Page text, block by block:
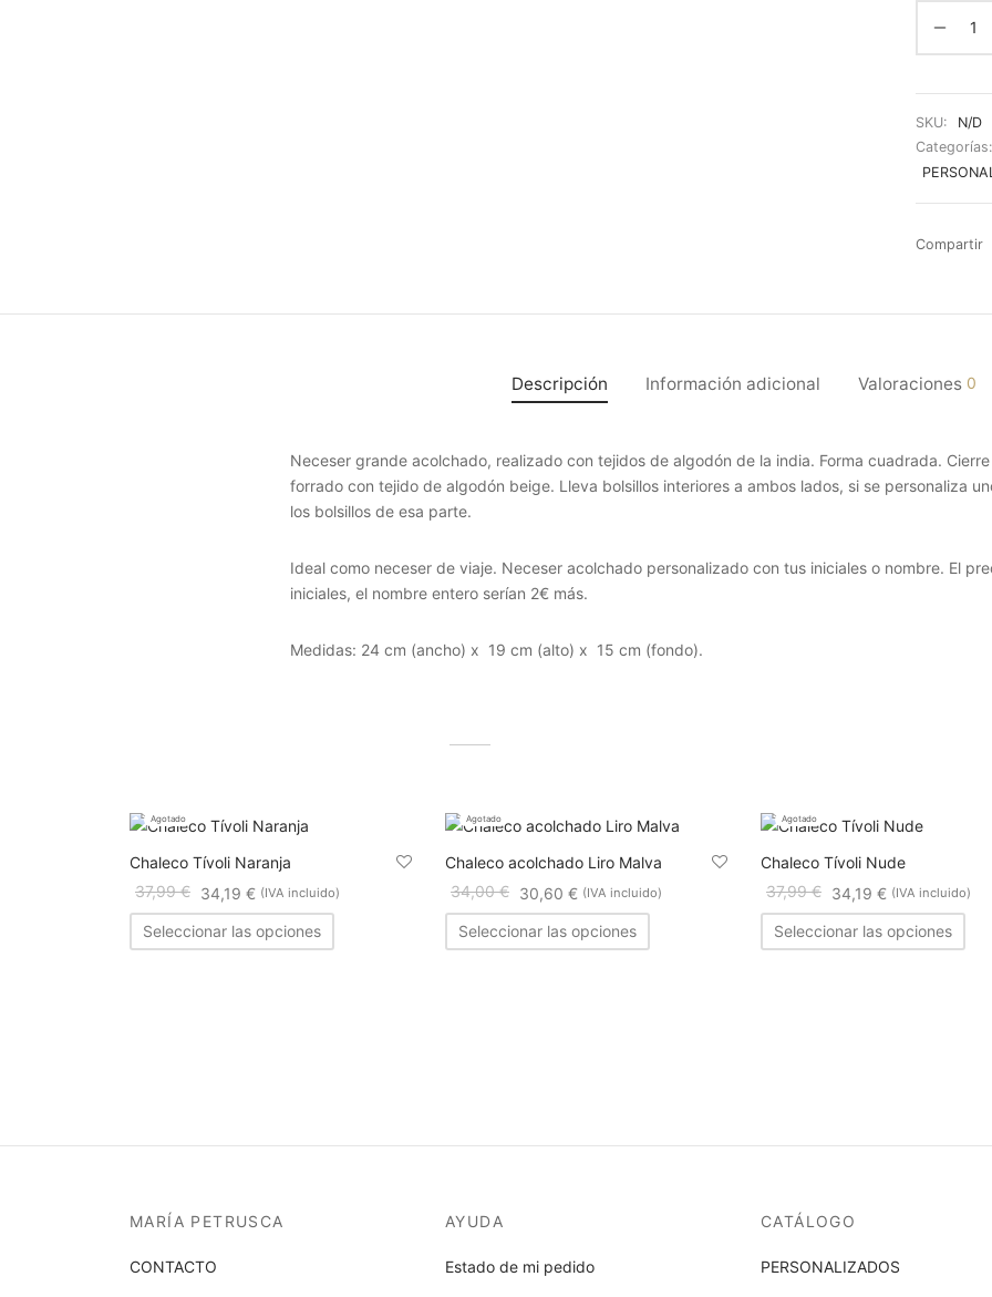
SKU:
N/D
Categorías:
Compartir
Descripción Información adicional Valoraciones 0
Neceser grande acolchado, realizado con tejidos de algodón de la india. Forma cuadrada.
forrado con tejido de algodón beige. Lleva bolsillos interiores a ambos lados, si se personaliza
los bolsillos de esa parte.
Ideal como neceser de viaje. Neceser acolchado personalizado con tus iniciales o nombre. El
iniciales, el nombre entero serían 2€ más.
Medidas: 24 cm (ancho) x 19 cm (alto) x 15 cm (fondo).
Agotado
Chaleco Tívoli Naranja
37,99€ 34,19 € (IVA incluido)
Seleccionar las opciones
Agotado
Chaleco acolchado Liro Malva
34,00€ 30,60 € (IVA incluido)
Seleccionar las opciones
Este
elegir
Agotado
Chaleco Tívoli Nude
37,99€ 34,19 € (IVA incluido)
Seleccionar las opciones
MARÍA PETRUSCA
CONTACTO
AYUDA
Estado de mi pedido
CATÁLOGO
PERSONALIZADOS